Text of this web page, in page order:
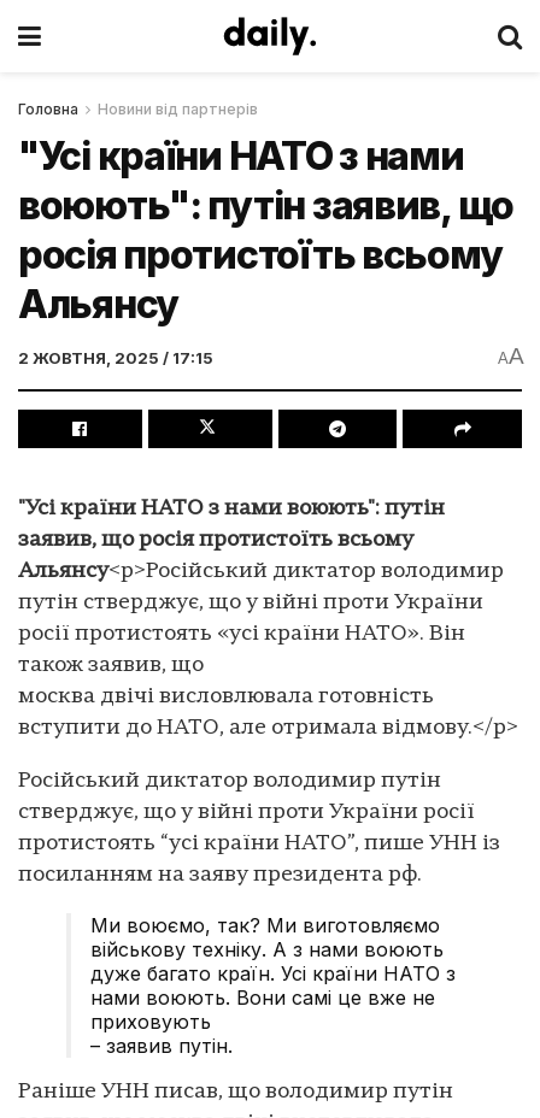
Головна Новини від партнерів
"Усі країни НАТО з нами
воюють": путін заявив, що
росія протистоїть всьому
Альянсу
2 ЖОВТНЯ, 2025 / 17:15 AA
"Усі країни НАТО з нами воюють": путін
заявив, що росія протистоїть всьому
Альянсу<p>Російський диктатор володимир
путін стверджує, що у війні проти України
росії протистоять «усі країни НАТО». Він
також заявив, що
москва двічі висловлювала готовність
вступити до НАТО, але отримала відмову.</p>
Російський диктатор володимир путін
стверджує, що у війні проти України росії
протистоять “усі країни НАТО”, пише УНН із
посиланням на заяву президента рф.
Ми воюємо, так? Ми виготовляємо
військову техніку. А з нами воюють
дуже багато країн. Усі країни НАТО з
нами воюють. Вони самі це вже не
приховують
– заявив путін.
Раніше УНН писав, що володимир путін